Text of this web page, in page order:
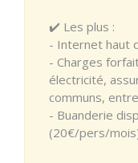
✔️ Les plus :
- Internet haut
- Charges
électricité,
communs,
- Buanderie
(20€/pers/